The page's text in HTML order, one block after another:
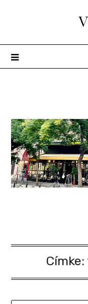
Címke: